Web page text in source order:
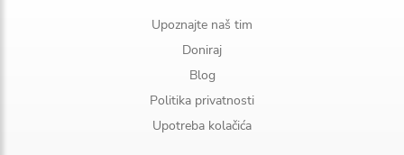
Upoznajte naš tim
Doniraj
Blog
Politika privatnosti
Upotreba kolačića